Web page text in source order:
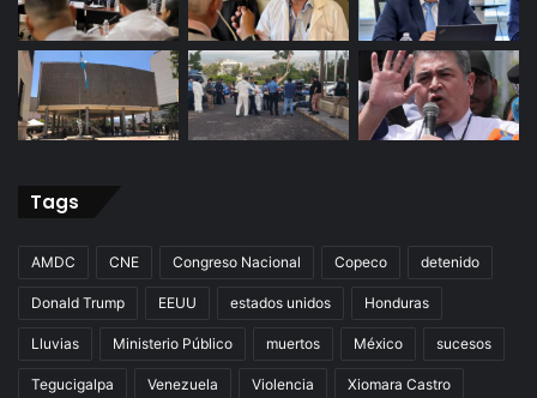
Tags
AMDC CNE Congreso Nacional Copeco detenido
Donald Trump EEUU estados unidos Honduras
Lluvias Ministerio Público muertos México sucesos
Tegucigalpa Venezuela Violencia Xiomara Castro